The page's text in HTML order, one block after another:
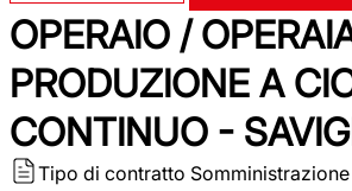
OPERAIO /
PRODUZIONE A
CONTINUO -
Tipo di contratto Somministrazione